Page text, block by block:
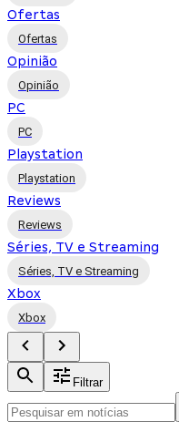
Ofertas
Ofertas
Opinião
Opinião
PC
PC
Playstation
Playstation
Reviews
Reviews
Séries, TV e Streaming
Séries, TV e Streaming
Xbox
Xbox
Filtrar